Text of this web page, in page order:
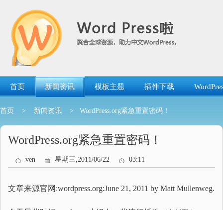
首页 新闻资讯 模板主题 插件下载
首页 > 新闻资讯 > WordPress.org紧急重置密码！
WordPress.org紧急重置密码！
ven 星期三,2011/06/22 03:11
文章来源官网:wordpress.org:June 21, 2011 by Matt Mullenweg.